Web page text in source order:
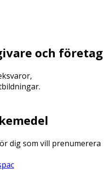
och företag
dig som vill prenumerera